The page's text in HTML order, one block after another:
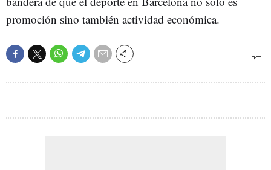
promoción sino también actividad económica.